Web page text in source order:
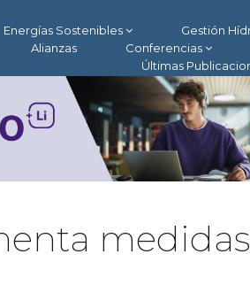
Energías Sostenibles Gestión
Alianzas Conferencias
Últimas
medidas